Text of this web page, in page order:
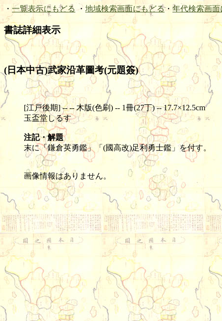
・ 一覧表示にもどる ・ 地域検索画面にもどる・ 年代検索画面
書誌詳細表示
(日本中古)武家沿革圖考(元題簽)
[江戸後期] -- -- 木版(色刷) -- 1冊(27丁) -- 17.7×12.5cm
玉盃堂しるす
注記・解題
末に「鎌倉英勇鑑」「(國高改)足利勇士鑑」を付す。
画像情報はありません。